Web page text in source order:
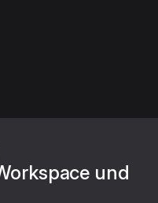
und